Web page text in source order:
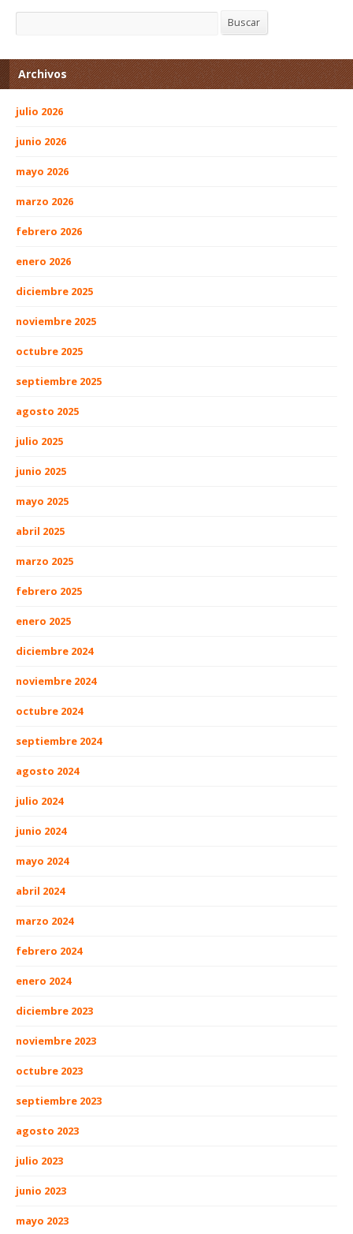
Buscar Buscar
Archivos
julio 2026
junio 2026
mayo 2026
marzo 2026
febrero 2026
enero 2026
diciembre 2025
noviembre 2025
octubre 2025
septiembre 2025
agosto 2025
julio 2025
junio 2025
mayo 2025
abril 2025
marzo 2025
febrero 2025
enero 2025
diciembre 2024
noviembre 2024
octubre 2024
septiembre 2024
agosto 2024
julio 2024
junio 2024
mayo 2024
abril 2024
marzo 2024
febrero 2024
enero 2024
diciembre 2023
noviembre 2023
octubre 2023
septiembre 2023
agosto 2023
julio 2023
junio 2023
mayo 2023